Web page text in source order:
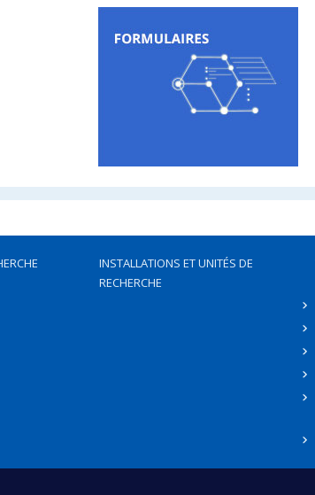
INSTALLATIONS ET UNITÉS DE
RECHERCHE